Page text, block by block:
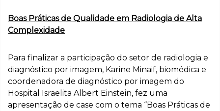
Boas Práticas de Qualidade em Radiologia de Alta
Complexidade
Para finalizar a participação do setor de radiologia e
diagnóstico por imagem, Karine Minaif, biomédica e
coordenadora de diagnóstico por imagem do
Hospital Israelita Albert Einstein, fez uma
apresentação de case com o tema “Boas Práticas de